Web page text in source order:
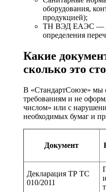
оборудования,
продукцией);
ТН ВЭД ЕАЭС —
определения
Какие
сколько это
В «СтандартСоюзе» мы
требованиям и не
числом» или с
необходимых бумаг и
Документ
Декларация ТР ТС
010/2011